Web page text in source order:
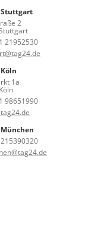
Stuttgart
2
21952530
1a
98651990
München